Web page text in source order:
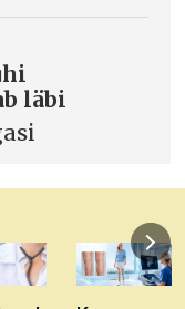
läbi